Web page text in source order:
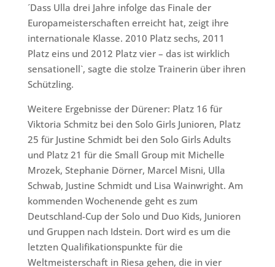
´Dass Ulla drei Jahre infolge das Finale der
Europameisterschaften erreicht hat, zeigt ihre
internationale Klasse. 2010 Platz sechs, 2011
Platz eins und 2012 Platz vier – das ist wirklich
sensationell`, sagte die stolze Trainerin über ihren
Schützling.
Weitere Ergebnisse der Dürener: Platz 16 für
Viktoria Schmitz bei den Solo Girls Junioren, Platz
25 für Justine Schmidt bei den Solo Girls Adults
und Platz 21 für die Small Group mit Michelle
Mrozek, Stephanie Dörner, Marcel Misni, Ulla
Schwab, Justine Schmidt und Lisa Wainwright. Am
kommenden Wochenende geht es zum
Deutschland-Cup der Solo und Duo Kids, Junioren
und Gruppen nach Idstein. Dort wird es um die
letzten Qualifikationspunkte für die
Weltmeisterschaft in Riesa gehen, die in vier